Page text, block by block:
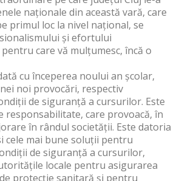
naționale din această vară, care
primul loc la nivel național, se
și efortului
care vă mulțumesc, încă o
cu începerea noului an școlar,
noi provocări, respectiv
de siguranță a cursurilor. Este
responsabilitate, care provoacă, în
în rândul societății. Este datoria
cele mai bune soluții pentru
de siguranță a cursurilor,
locale pentru asigurarea
protecție sanitară și pentru